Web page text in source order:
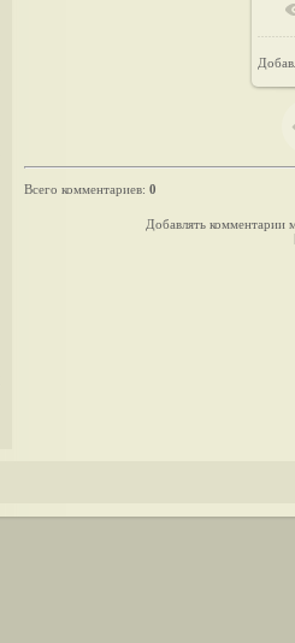
Всего комментариев: 0
Добавлять комментарии